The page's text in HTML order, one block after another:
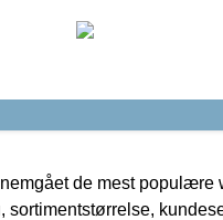
de mest populære
sortimentstørrelse,